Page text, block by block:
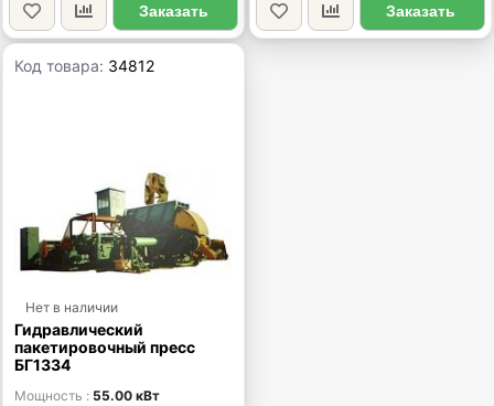
Заказать Заказать
Код товара: 34812
Нет в наличии
Гидравлический
пакетировочный пресс
БГ1334
Мощность
55.00 кВт